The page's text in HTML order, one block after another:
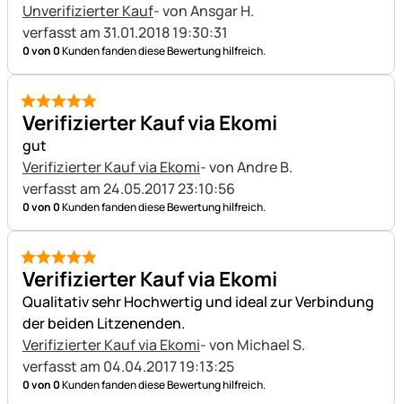
Unverifizierter Kauf- von Ansgar H.
verfasst am 31.01.2018 19:30:31
0 von 0Kunden fanden diese Bewertung hilfreich.
5 von 5
Verifizierter Kauf via Ekomi
gut
Verifizierter Kauf via Ekomi- von Andre B.
verfasst am 24.05.2017 23:10:56
0 von 0Kunden fanden diese Bewertung hilfreich.
5 von 5
Verifizierter Kauf via Ekomi
Qualitativ sehr Hochwertig und ideal zur Verbindung
der beiden Litzenenden.
Verifizierter Kauf via Ekomi- von Michael S.
verfasst am 04.04.2017 19:13:25
0 von 0Kunden fanden diese Bewertung hilfreich.